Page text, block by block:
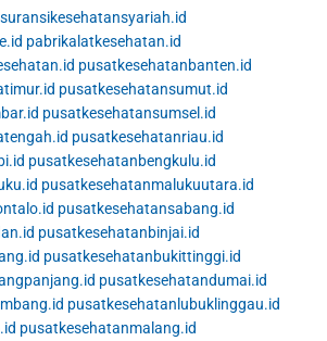
pabrikalatkesehatan.id
pusatkesehatanbanten.id
pusatkesehatansumut.id
pusatkesehatansumsel.id
pusatkesehatanriau.id
pusatkesehatanbengkulu.id
pusatkesehatanmalukuutara.id
pusatkesehatansabang.id
pusatkesehatanbinjai.id
pusatkesehatanbukittinggi.id
pusatkesehatandumai.id
pusatkesehatanlubuklinggau.id
pusatkesehatanmalang.id